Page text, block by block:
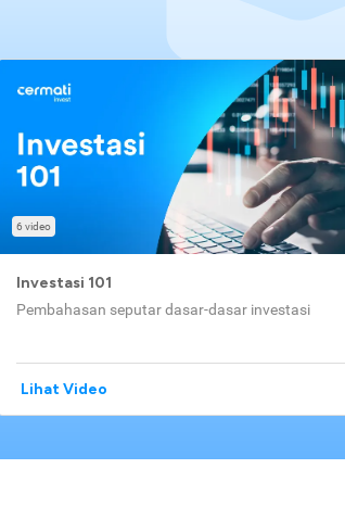
6 video
Investasi 101
Pembahasan seputar dasar-dasar investasi
Lihat Video